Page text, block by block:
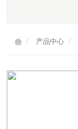
产品中心